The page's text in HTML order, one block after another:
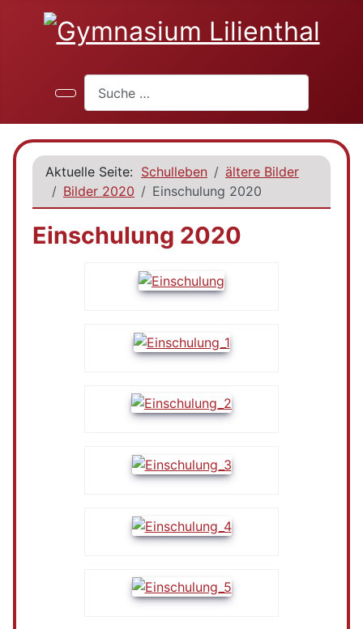
Aktuelle Seite: Schulleben
ältere Bilder
Bilder 2020
Einschulung 2020
Einschulung 2020